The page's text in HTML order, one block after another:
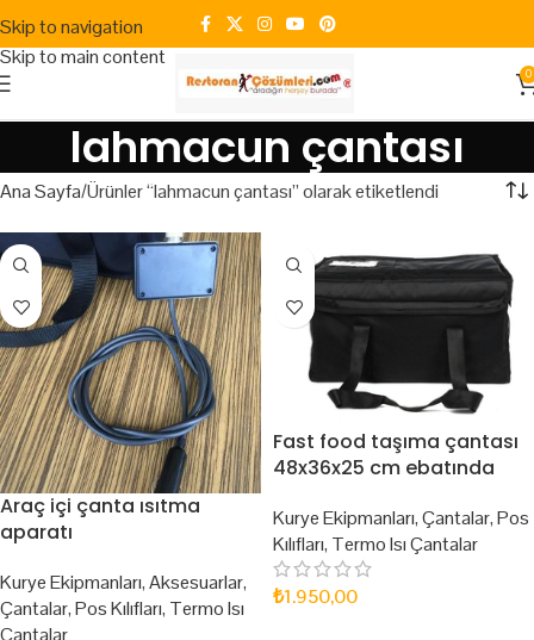
Skip to navigation
Skip to main content
0
lahmacun çantası
Ana Sayfa Ürünler “lahmacun çantası” olarak etiketlendi
Araç içi çanta ısıtma
aparatı
Kurye Ekipmanları,Aksesuarlar,
Çantalar,Pos Kılıfları, Termo Isı
Çantalar
Fast food taşıma çantası
48x36x25 cm ebatında
Kurye Ekipmanları,Çantalar,Pos
Kılıfları, Termo Isı Çantalar
₺1.950,00